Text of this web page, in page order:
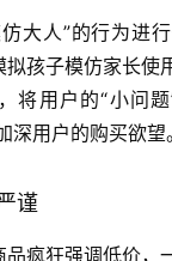
大人”的行为进
拟孩子模仿家长使
将用户的“小问
深用户的购买欲望。
谨
疯狂强调低价，